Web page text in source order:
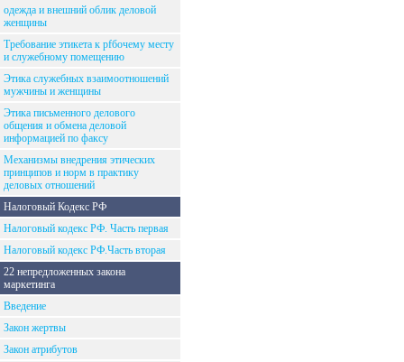
одежда и внешний облик деловой
женщины
Требование этикета к рfбочему месту
и служебному помещению
Этика служебных взаимоотношений
мужчины и женщины
Этика письменного делового
общения и обмена деловой
информацией по факсу
Механизмы внедрения этических
принципов и норм в практику
деловых отношений
Налоговый Кодекс РФ
Налоговый кодекс РФ. Часть первая
Налоговый кодекс РФ.Часть вторая
22 непредложенных закона
маркетинга
Введение
Закон жертвы
Закон атрибутов